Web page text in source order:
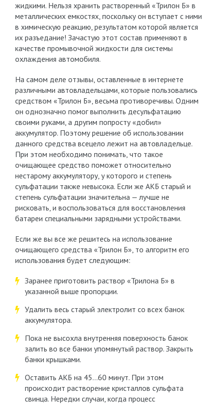
жидкими. Нельзя хранить растворенный «Трилон Б» в
металлических емкостях, поскольку он вступает с ними
в химическую реакцию, результатом которой является
их разъедание! Зачастую этот состав применяют в
качестве промывочной жидкости для системы
охлаждения автомобиля.
На самом деле отзывы, оставленные в интернете
различными автовладельцами, которые пользовались
средством «Трилон Б», весьма противоречивы. Одним
он однозначно помог выполнить десульфатацию
своими руками, а другим попросту «добил»
аккумулятор. Поэтому решение об использовании
данного средства всецело лежит на автовладельце.
При этом необходимо понимать, что такое
очищающее средство поможет относительно
нестарому аккумулятору, у которого и степень
сульфатации также невысока. Если же АКБ старый и
степень сульфатации значительна — лучше не
рисковать, и воспользоваться для восстановления
батареи специальными зарядными устройствами.
Если же вы все же решитесь на использование
очищающего средства «Трилон Б», то алгоритм его
использования будет следующим:
Заранее приготовить раствор «Трилона Б» в
указанной выше пропорции.
Удалить весь старый электролит со всех банок
аккумулятора.
Пока не высохла внутренняя поверхность банок
залить во все банки упомянутый раствор. Закрыть
банки крышками.
Оставить АКБ на 45…60 минут. При этом
происходит растворение кристаллов сульфата
свинца. Нередки случаи, когда процесс